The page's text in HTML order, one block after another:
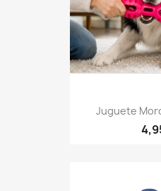
Juguete